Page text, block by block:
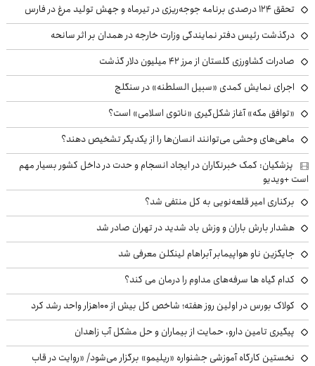
تحقق ۱۲۴ درصدی برنامه جوجه‌ریزی در تیرماه و جهش تولید مرغ در فارس
درگذشت رئیس دفتر نمایندگی وزارت خارجه در همدان بر اثر سانحه
صادرات کشاورزی گلستان از مرز ۴۲ میلیون دلار گذشت
اجرای نمایش کمدی «سبیل السلطنه» در سنگلج
«توافق مکه» آغاز شکل‌گیری «ناتوی اسلامی» است؟
ماهی‌های وحشی می‌توانند انسان‌ها را از یکدیگر تشخیص دهند؟
پزشکیان: کمک خبرنگاران در ایجاد انسجام و حدت در داخل کشور بسیار مهم
است +ویدیو
برکناری امیر قلعه‌نویی به کل منتفی شد؟
هشدار بارش باران و وزش باد شدید در تهران صادر شد
جایگزین ناو هواپیمابر آبراهام لینکلن معرفی شد
کدام گیاه ها سرفه‌های مداوم را درمان می کند؟
کولاک بورس در اولین روز هفته؛ شاخص کل بیش از ۱۰۰هزار واحد رشد کرد
پیگیری تامین دارو، حمایت از بیماران و حل مشکل آب زاهدان
نخستین کارگاه آموزشی جشنواره «ریلیمو» برگزار می‌شود/ «روایت در قاب